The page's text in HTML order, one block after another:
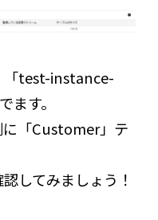
「test-instance-
ます。
に「Customer」テ
してみましょう！